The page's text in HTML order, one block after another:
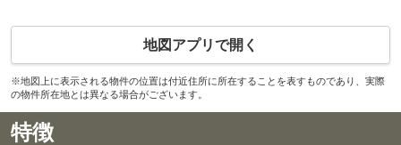
地図アプリで開く
※地図上に表示される物件の位置は付近住所に所在することを表すものであり、実際
の物件所在地とは異なる場合がございます。
特徴